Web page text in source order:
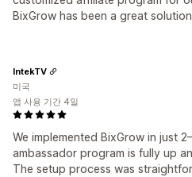
BixGrow has been a great
We implemented BixGrow in just
ambassador program is fully up
The setup process was
IntekTV
미국
앱 사용 기간 4일